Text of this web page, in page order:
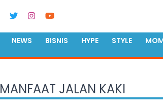
NEWS BISNIS HYPE STYLE
MANFAAT JALAN KAKI